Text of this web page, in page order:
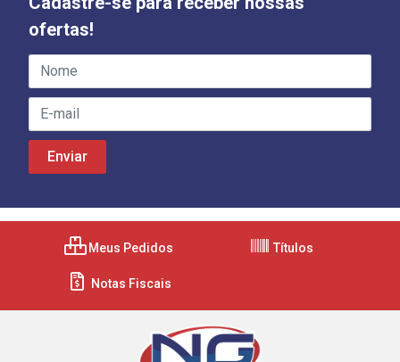
ofertas!
Meus Pedidos Títulos
Notas Fiscais